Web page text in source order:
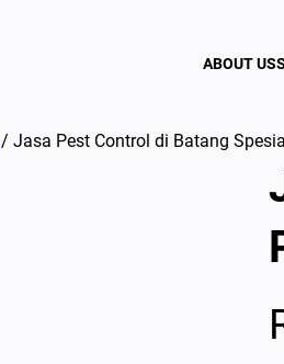
ABOUT US
/ Jasa Pest Control di Batang